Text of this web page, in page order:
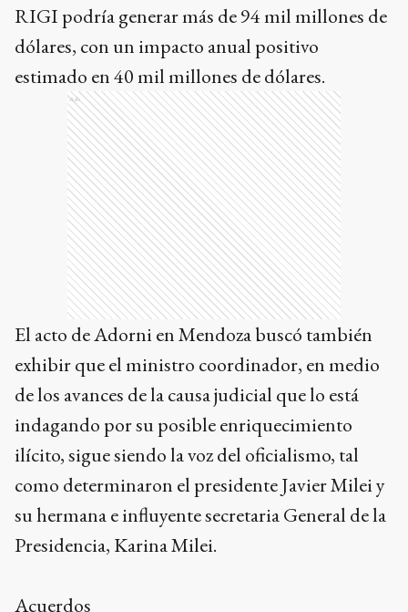
RIGI podría generar más de 94 mil millones de
dólares, con un impacto anual positivo
estimado en 40 mil millones de dólares.
Ads
El acto de Adorni en Mendoza buscó también
exhibir que el ministro coordinador, en medio
de los avances de la causa judicial que lo está
indagando por su posible enriquecimiento
ilícito, sigue siendo la voz del oficialismo, tal
como determinaron el presidente Javier Milei y
su hermana e influyente secretaria General de la
Presidencia, Karina Milei.
Acuerdos